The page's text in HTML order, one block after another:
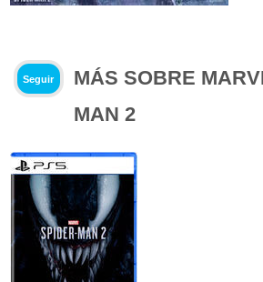
Seguir
MÁS SOBRE
MAN 2